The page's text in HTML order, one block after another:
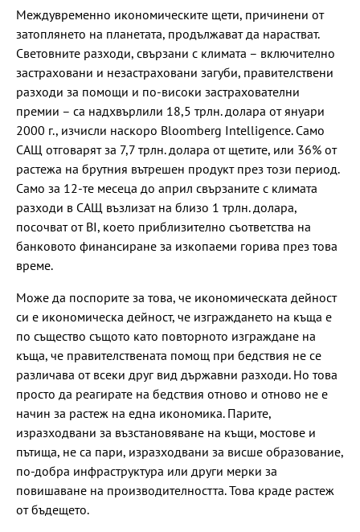
Междувременно икономическите щети, причинени от
затоплянето на планетата, продължават да нарастват.
Световните разходи, свързани с климата – включително
застраховани и незастраховани загуби, правителствени
разходи за помощи и по-високи застрахователни
премии – са надхвърлили 18,5 трлн. долара от януари
2000 г., изчисли наскоро Bloomberg Intelligence. Само
САЩ отговарят за 7,7 трлн. долара от щетите, или 36% от
растежа на брутния вътрешен продукт през този период.
Само за 12-те месеца до април свързаните с климата
разходи в САЩ възлизат на близо 1 трлн. долара,
посочват от BI, което приблизително съответства на
банковото финансиране за изкопаеми горива през това
време.
Може да поспорите за това, че икономическата дейност
си е икономическа дейност, че изграждането на къща е
по същество същото като повторното изграждане на
къща, че правителствената помощ при бедствия не се
различава от всеки друг вид държавни разходи. Но това
просто да реагирате на бедствия отново и отново не е
начин за растеж на една икономика. Парите,
изразходвани за възстановяване на къщи, мостове и
пътища, не са пари, изразходвани за висше образование,
по-добра инфраструктура или други мерки за
повишаване на производителността. Това краде растеж
от бъдещето.